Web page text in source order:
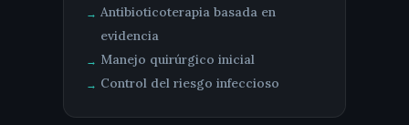
Antibioticoterapia basada en
evidencia
Manejo quirúrgico inicial
Control del riesgo infeccioso